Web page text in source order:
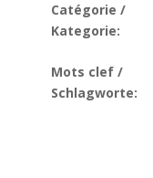
Catégorie /
Kategorie:
Mots clef /
Schlagworte: